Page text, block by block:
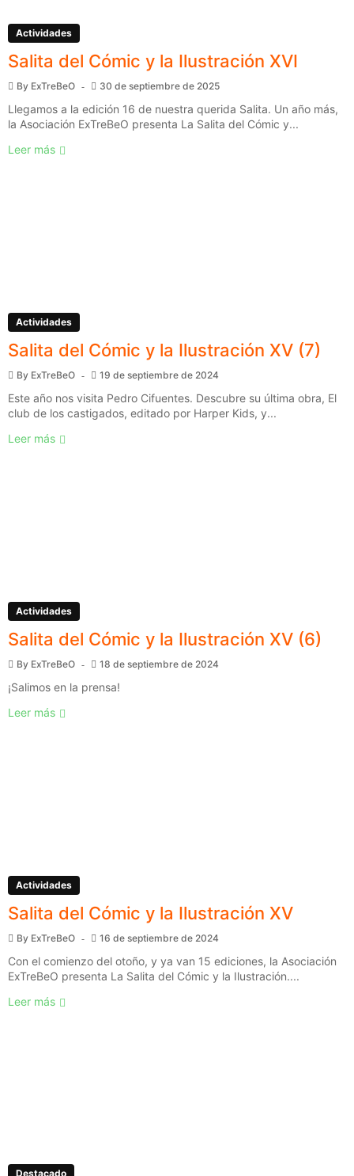
Actividades
Salita del Cómic y la Ilustración XVI
By ExTreBeO 30 de septiembre de 2025
Llegamos a la edición 16 de nuestra querida Salita. Un año más,
la Asociación ExTreBeO presenta La Salita del Cómic y...
Leer más
Actividades
Salita del Cómic y la Ilustración XV (7)
By ExTreBeO 19 de septiembre de 2024
Este año nos visita Pedro Cifuentes. Descubre su última obra, El
club de los castigados, editado por Harper Kids, y...
Leer más
Actividades
Salita del Cómic y la Ilustración XV (6)
By ExTreBeO 18 de septiembre de 2024
¡Salimos en la prensa!
Leer más
Actividades
Salita del Cómic y la Ilustración XV
By ExTreBeO 16 de septiembre de 2024
Con el comienzo del otoño, y ya van 15 ediciones, la Asociación
ExTreBeO presenta La Salita del Cómic y la Ilustración....
Leer más
Destacado